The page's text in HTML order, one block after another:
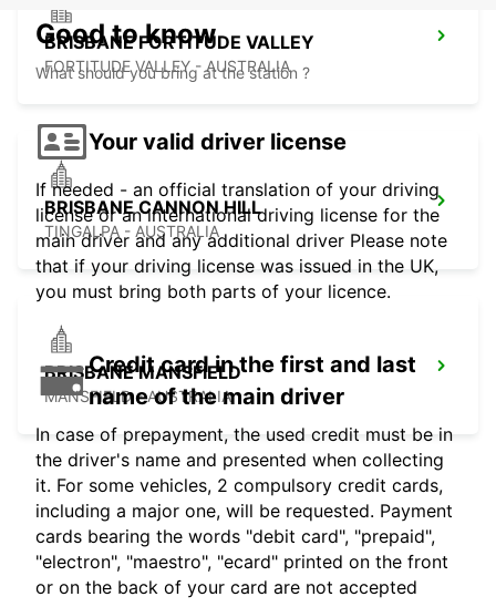
BRISBANE FORTITUDE VALLEY
FORTITUDE VALLEY - AUSTRALIA
BRISBANE CANNON HILL
TINGALPA - AUSTRALIA
BRISBANE MANSFIELD
MANSFIELD - AUSTRALIA
Good to know
What should you bring at the station ?
Your valid driver license
If needed - an official translation of your driving
license or an international driving license for the
main driver and any additional driver Please note
that if your driving license was issued in the UK,
you must bring both parts of your licence.
Credit card in the first and last
name of the main driver
In case of prepayment, the used credit must be in
the driver's name and presented when collecting
it. For some vehicles, 2 compulsory credit cards,
including a major one, will be requested. Payment
cards bearing the words "debit card", "prepaid",
"electron", "maestro", "ecard" printed on the front
or on the back of your card are not accepted